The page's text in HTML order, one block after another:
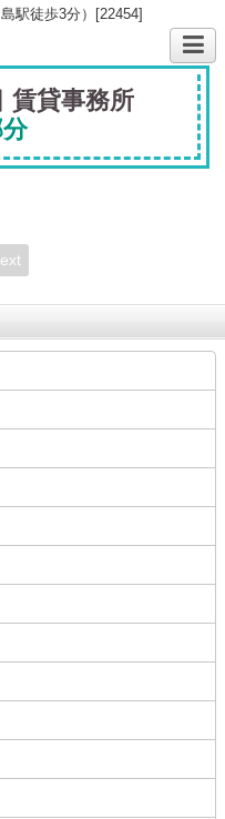
駅徒歩3分）[22454]
賃貸事務所